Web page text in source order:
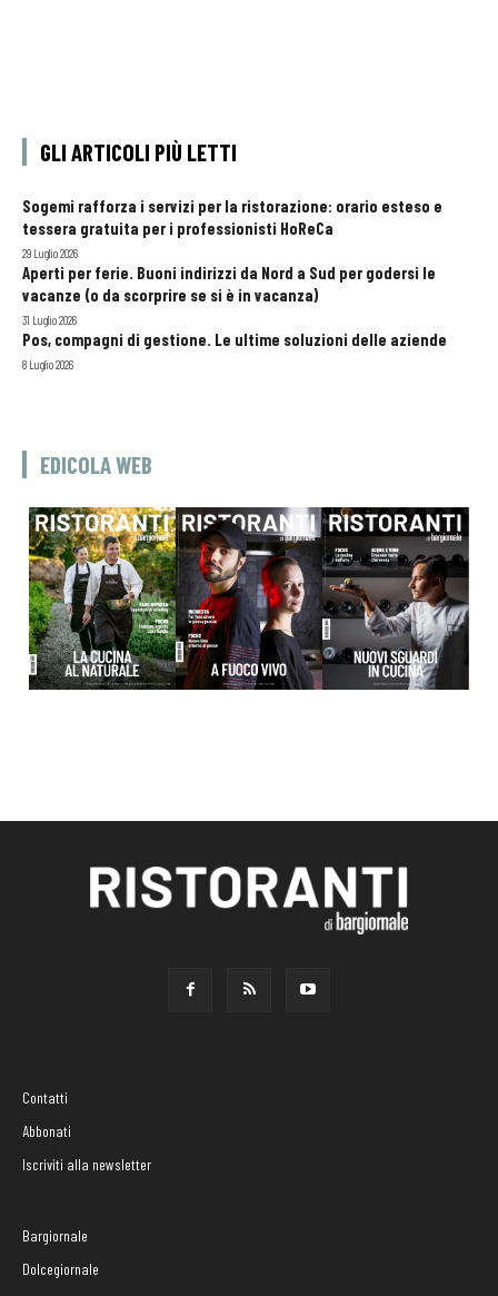
GLI ARTICOLI PIÙ LETTI
Sogemi rafforza i servizi per la ristorazione: orario esteso e
tessera gratuita per i professionisti HoReCa
29 Luglio 2026
Aperti per ferie. Buoni indirizzi da Nord a Sud per godersi le
vacanze (o da scorprire se si è in vacanza)
31 Luglio 2026
Pos, compagni di gestione. Le ultime soluzioni delle aziende
8 Luglio 2026
EDICOLA WEB
Contatti
Abbonati
Iscriviti alla newsletter
Bargiornale
Dolcegiornale